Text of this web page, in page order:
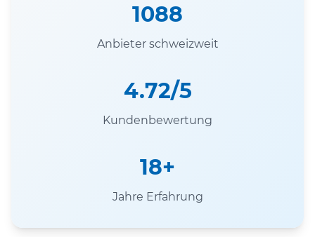
1088
Anbieter schweizweit
4.72/5
Kundenbewertung
18+
Jahre Erfahrung